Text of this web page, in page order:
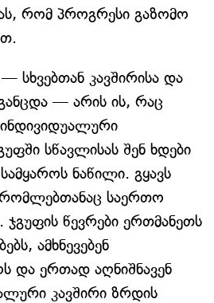
რომ პროგრესი გაზომო
სხვებთან კავშირისა და
— არის ის, რაც
სწავლისას შენ ხდები
ნაწილი. გყავს
საერთო
ჯგუფის წევრები ერთმანეთს
ამხნევებენ
და ერთად აღნიშნავენ
კავშირი ზრდის